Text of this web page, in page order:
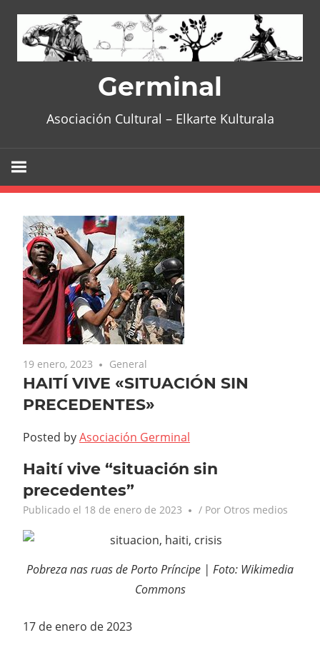
content
Germinal
Asociación Cultural – Elkarte Kulturala
19 enero, 2023 General
HAITÍ VIVE «SITUACIÓN SIN
PRECEDENTES»
Posted byAsociación Germinal
Haití vive “situación sin
precedentes”
Publicado el 18 de enero de 2023 / Por Otros medios
Pobreza nas ruas de Porto Príncipe | Foto: Wikimedia
Commons
17 de enero de 2023